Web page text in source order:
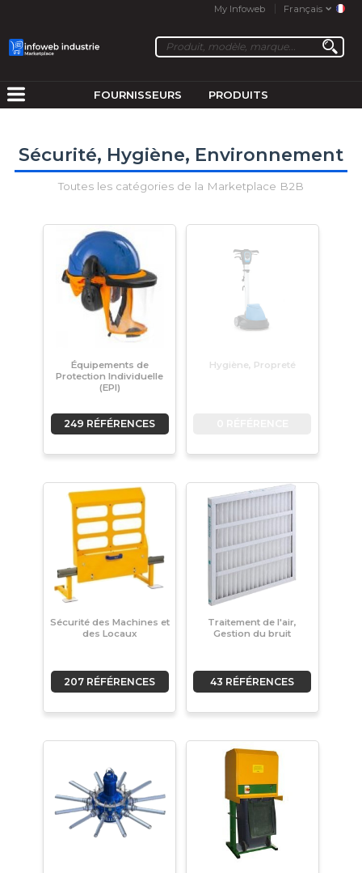
My Infoweb Français
FOURNISSEURS PRODUITS
Sécurité, Hygiène, Environnement
Toutes les catégories de la Marketplace B2B
Équipements de
Protection Individuelle
(EPI)
249 RÉFÉRENCES
Hygiène, Propreté
Sécurité des Machines et
des Locaux
207 RÉFÉRENCES
Traitement de l'air,
Gestion du bruit
43 RÉFÉRENCES